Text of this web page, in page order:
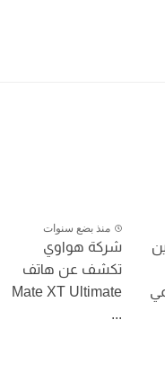
منذ بضع سنوات
شركة هواوي
تكشف عن هاتف
Mate XT Ultimate